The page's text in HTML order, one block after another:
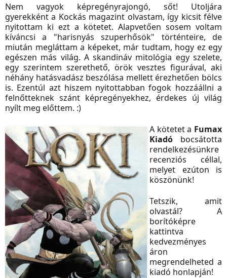
Nem vagyok képregényrajongó, sőt! Utoljára
gyerekként a Kockás magazint olvastam, így kicsit félve
nyitottam ki ezt a kötetet. Alapvetően sosem voltam
kíváncsi a "harisnyás szuperhősök" történteire, de
miután megláttam a képeket, már tudtam, hogy ez egy
egészen más világ. A skandináv mitológia egy szelete,
egy szerintem szerethető, örök vesztes figurával, aki
néhány hatásvadász beszólása mellett érezhetően bölcs
is. Ezentúl azt hiszem nyitottabban fogok hozzáállni a
felnőtteknek szánt képregényekhez, érdekes új világ
nyílt meg előttem. :)
A kötetet a Fumax
Kiadó bocsátotta
rendelkezésünkre
recenziós céllal,
melyet ezúton is
köszönünk!
Tetszik, amit
olvastál? A
borítóképre
kattintva
kedvezményes
áron
megrendelheted a
kiadó honlapján!